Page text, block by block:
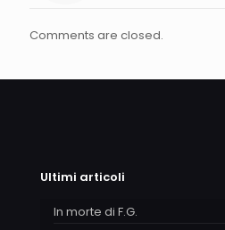
Comments are closed.
Ultimi articoli
In morte di F.G.